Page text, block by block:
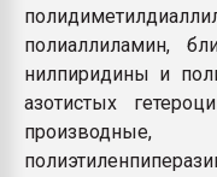
полиаллиламин,
нилпиридины и
азотистых
производные,